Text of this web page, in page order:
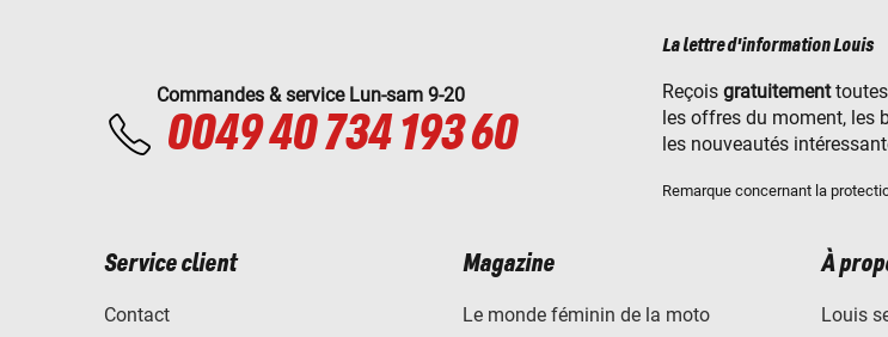
Commandes & service Lun-sam 9-20
0049 40 734 193 60
La lettre d'information Louis
Reçois gratuitement
les offres du moment, les
les nouveautés
Remarque concernant la
Service client
Contact
Magazine
Le monde féminin de la moto
À
Louis